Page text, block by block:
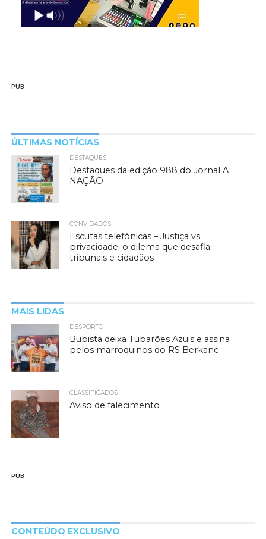
PUB
ÚLTIMAS NOTÍCIAS
DESTAQUES
Destaques da edição 988 do Jornal A
NAÇÃO
CONVIDADOS
Escutas telefónicas – Justiça vs.
privacidade: o dilema que desafia
tribunais e cidadãos
MAIS LIDAS
DESPORTO
Bubista deixa Tubarões Azuis e assina
pelos marroquinos do RS Berkane
CLASSIFICADOS
Aviso de falecimento
PUB
CONTEÚDO EXCLUSIVO